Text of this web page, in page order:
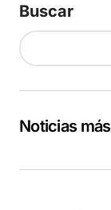
Buscar
Noticias